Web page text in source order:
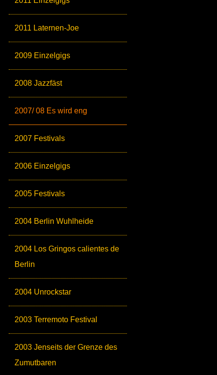
2011 Laternen-Joe
2009 Einzelgigs
2008 Jazzfäst
2007/ 08 Es wird eng
2007 Festivals
2006 Einzelgigs
2005 Festivals
2004 Berlin Wuhlheide
2004 Los Gringos calientes de
Berlin
2004 Unrockstar
2003 Terremoto Festival
2003 Jenseits der Grenze des
Zumutbaren